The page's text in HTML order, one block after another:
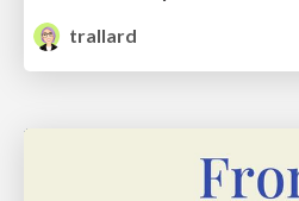
trallard